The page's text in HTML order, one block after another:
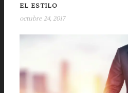
EL ESTILO
octubre 24, 2017